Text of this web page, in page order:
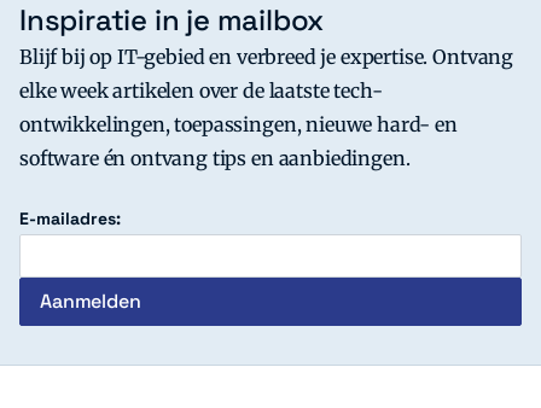
Inspiratie in je mailbox
Blijf bij op IT-gebied en verbreed je expertise. Ontvang
elke week artikelen over de laatste tech-
ontwikkelingen, toepassingen, nieuwe hard- en
software én ontvang tips en aanbiedingen.
E-mailadres: